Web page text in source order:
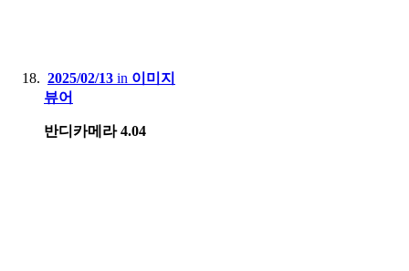
2025/02/13 in 이미지
뷰어
반디카메라 4.04